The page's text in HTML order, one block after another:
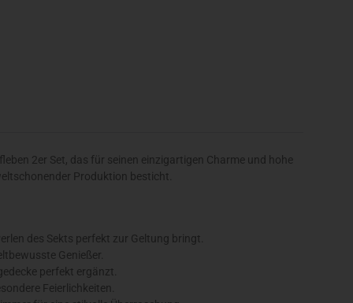
2er Set, das für seinen einzigartigen Charme und hohe
Produktion besticht.
des Sekts perfekt zur Geltung bringt.
Genießer.
perfekt ergänzt.
Feierlichkeiten.